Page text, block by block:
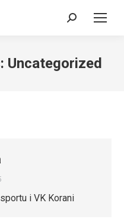
Search:
Uncategorized
i VK Korani